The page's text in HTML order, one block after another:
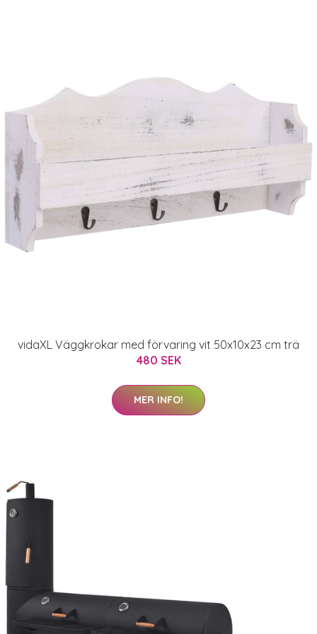
vidaXL Väggkrokar med förvaring vit 50x10x23 cm trä
480 SEK
MER INFO!